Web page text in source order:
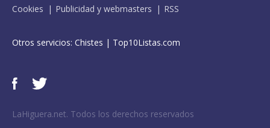
Cookies
Publicidad y webmasters RSS
Otros servicios: Chistes | Top10Listas.com
LaHiguera.net. Todos los derechos reservados